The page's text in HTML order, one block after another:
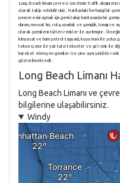
Long Beach limanı çevresi son deniz trafik akışını
olarak takip edebilirsiniz. Haritadaki herhangi bir
penceresini açmak için gemi takip haritasında bir
durum, mevcut hız, rota, uzunluk ve genişlik, tonajı
olarak gemilerin türleri renkler ile ayrılmıştır.
kimyasal ve ham petrol taşıyan), koyu mavi ile yolcu
teknesi, mor ile yat tarzı tekneler ve gri renk ile
hareket etmeyen gemiler ise yine aynı şekilde
gösterilmektedir.
Long Beach Limanı
Long Beach Limanı ve
bilgilerine ulaşabilirsiniz.
Windy